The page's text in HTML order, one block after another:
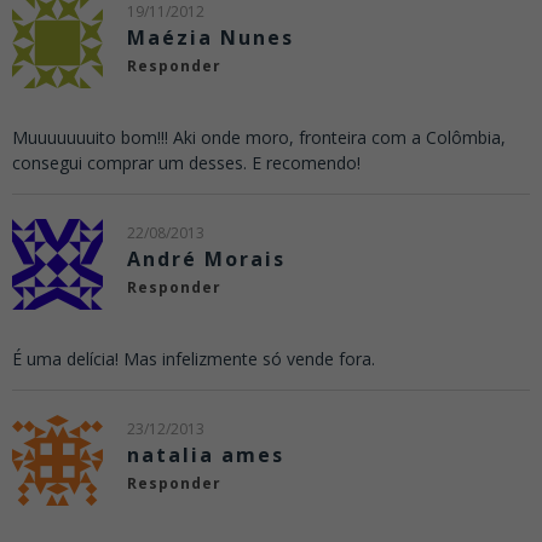
19/11/2012
Maézia Nunes
Responder
Muuuuuuuito bom!!! Aki onde moro, fronteira com a Colômbia,
consegui comprar um desses. E recomendo!
22/08/2013
André Morais
Responder
É uma delícia! Mas infelizmente só vende fora.
23/12/2013
natalia ames
Responder